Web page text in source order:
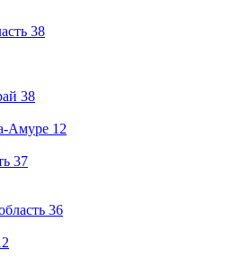
38
38
Амуре 12
37
36